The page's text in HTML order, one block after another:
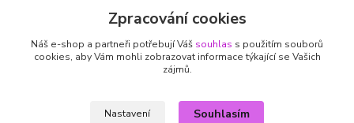
+420 737 725 324
(Po-Pá, 9-17 hod.)
Zpracování cookies
Náš e-shop a partneři potřebují Váš souhlas s použitím souborů
cookies, aby Vám mohli zobrazovat informace týkající se Vašich
zájmů.
Nastavení Souhlasím